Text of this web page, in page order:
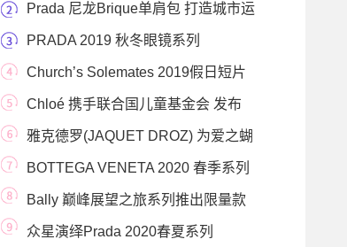
2020 春夏50周年系列
Prada 尼龙Brique单肩包 打造城市运
动风尚PRADA 2019 秋冬眼镜系列
Church’s Solemates 2019假日短片
Chloé 携手联合国儿童基金会 发布
“女孩向前冲”
雅克德罗(JAQUET DROZ) 为爱之蝴
蝶(LOVING BUTTERFLY)腕表
BOTTEGA VENETA 2020 春季系列
Bally 巅峰展望之旅系列推出限量款
托特包 庆祝国
众星演绎Prada 2020春夏系列